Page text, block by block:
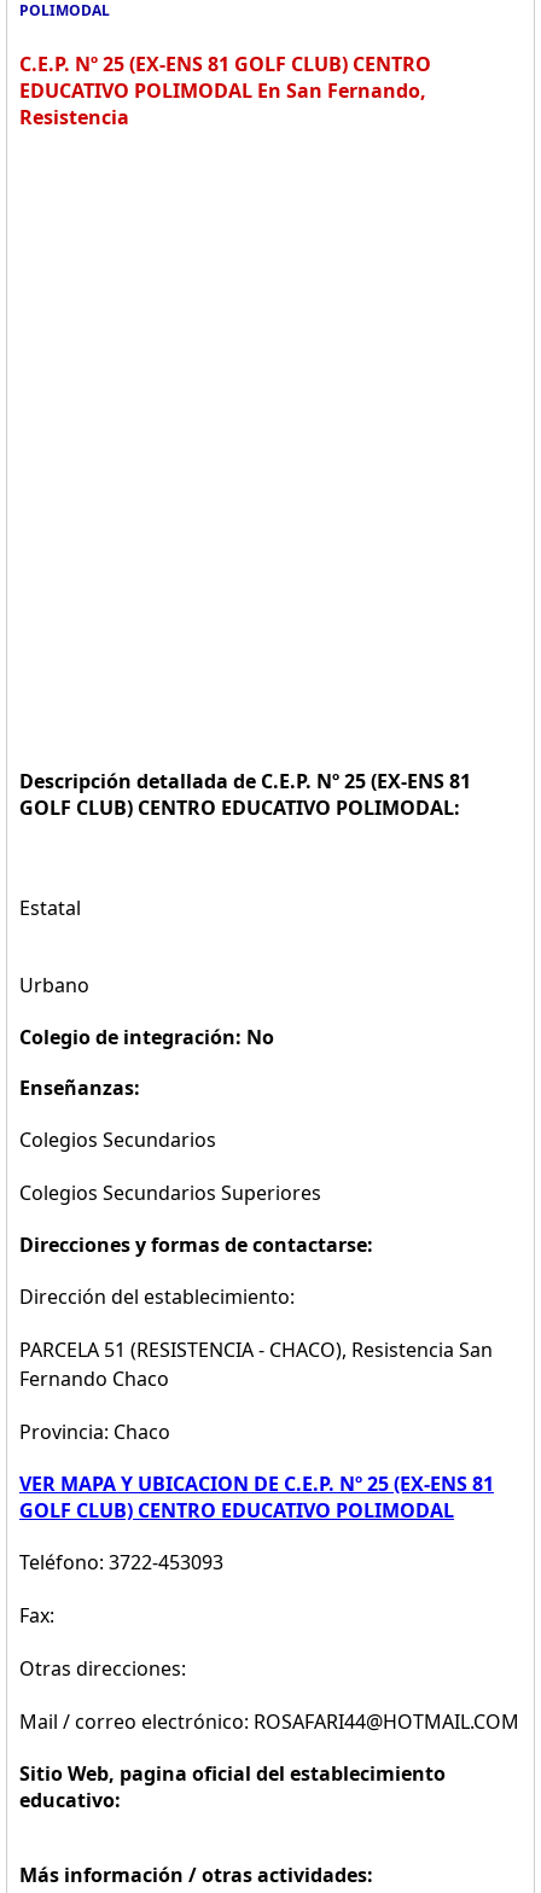
POLIMODAL
C.E.P. Nº 25 (EX-ENS 81 GOLF CLUB) CENTRO
EDUCATIVO POLIMODAL En San Fernando,
Resistencia
Descripción detallada de C.E.P. Nº 25 (EX-ENS 81
GOLF CLUB) CENTRO EDUCATIVO POLIMODAL:
Estatal
Urbano
Colegio de integración: No
Enseñanzas:
Colegios Secundarios
Colegios Secundarios Superiores
Direcciones y formas de contactarse:
Dirección del establecimiento:
PARCELA 51 (RESISTENCIA - CHACO), Resistencia San
Fernando Chaco
Provincia: Chaco
VER MAPA Y UBICACION DE C.E.P. Nº 25 (EX-ENS 81
GOLF CLUB) CENTRO EDUCATIVO POLIMODAL
Teléfono: 3722-453093
Fax:
Otras direcciones:
Mail / correo electrónico: ROSAFARI44@HOTMAIL.COM
Sitio Web, pagina oficial del establecimiento
educativo:
Más información / otras actividades: